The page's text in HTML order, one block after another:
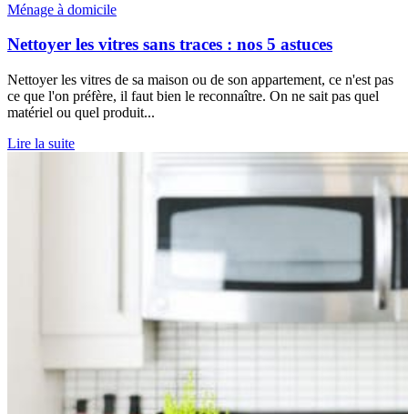
Ménage à domicile
Nettoyer les vitres sans traces : nos 5 astuces
Nettoyer les vitres de sa maison ou de son appartement, ce n'est pas
ce que l'on préfère, il faut bien le reconnaître. On ne sait pas quel
matériel ou quel produit...
Lire la suite